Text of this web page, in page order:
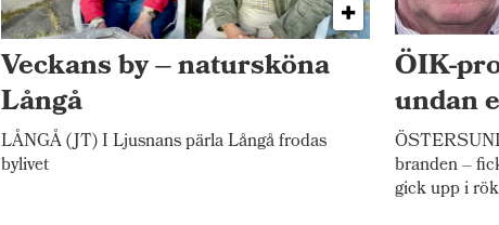
Veckans by – natursköna
Långå
LÅNGÅ (JT) I Ljusnans pärla Långå frodas
bylivet
ÖIK-
undan
branden –
gick upp i rök